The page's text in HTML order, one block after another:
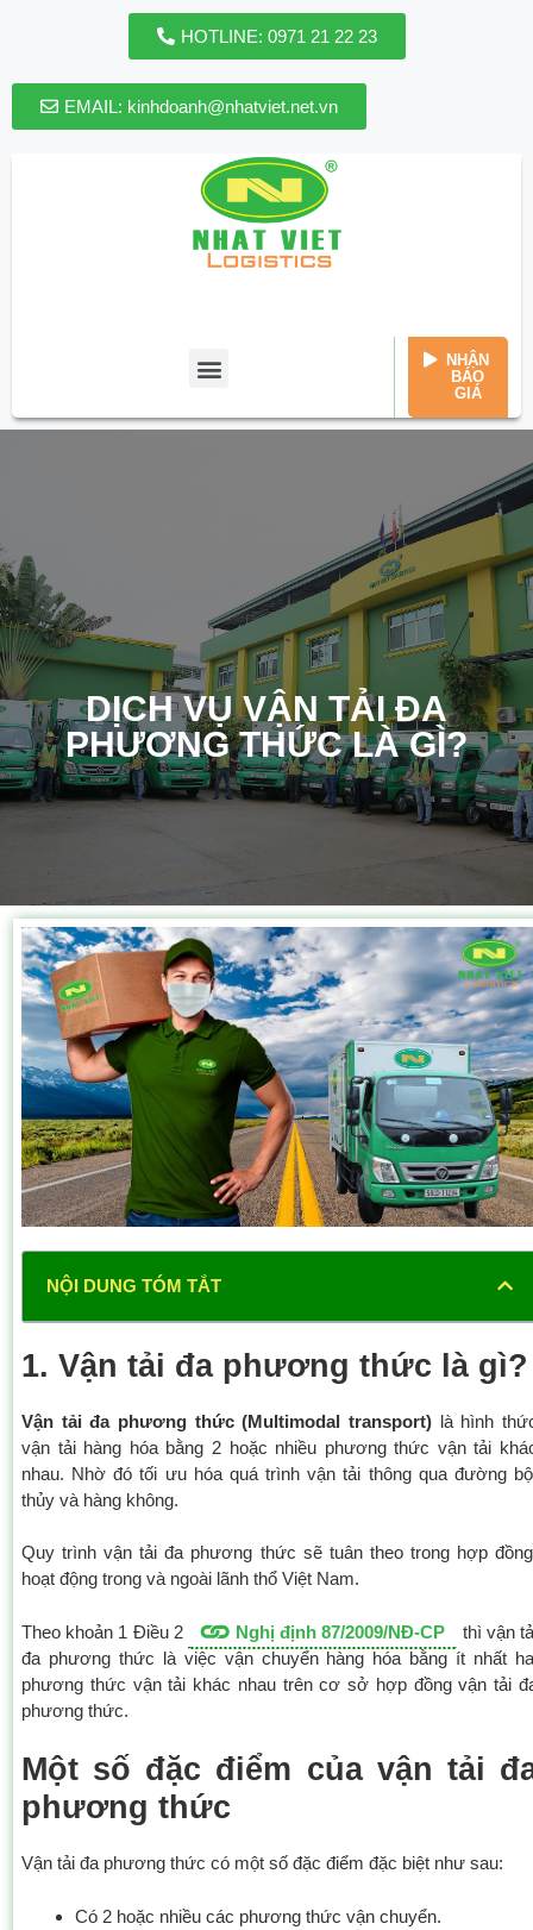
HOTLINE: 0971 21 22 23
EMAIL: kinhdoanh@nhatviet.net.vn
NHẬN
BÁO
GIÁ
DỊCH VỤ VẬN TẢI ĐA
PHƯƠNG THỨC LÀ GÌ?
NỘI DUNG TÓM TẮT
1. Vận tải đa phương thức là gì?
Vận tải đa phương thức (Multimodal transport) là hình
vận tải hàng hóa bằng 2 hoặc nhiều phương thức vận tải
nhau. Nhờ đó tối ưu hóa quá trình vận tải thông qua đường
thủy và hàng không.
Quy trình vận tải đa phương thức sẽ tuân theo trong hợp
hoạt động trong và ngoài lãnh thổ Việt Nam.
Theo khoản 1 Điều 2 Nghị định 87/2009/NĐ-CP
thì vận
đa phương thức là việc vận chuyển hàng hóa bằng ít nhất
phương thức vận tải khác nhau trên cơ sở hợp đồng vận tải
phương thức.
Một số đặc điểm của vận tải
phương thức
Vận tải đa phương thức có một số đặc điểm đặc biệt như sau:
Có 2 hoặc nhiều các phương thức vận chuyển.